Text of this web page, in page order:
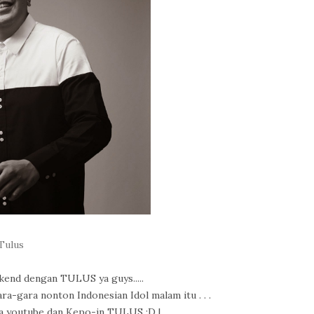
dengan TULUS ya guys.....
gara nonton Indonesian Idol malam itu . . .